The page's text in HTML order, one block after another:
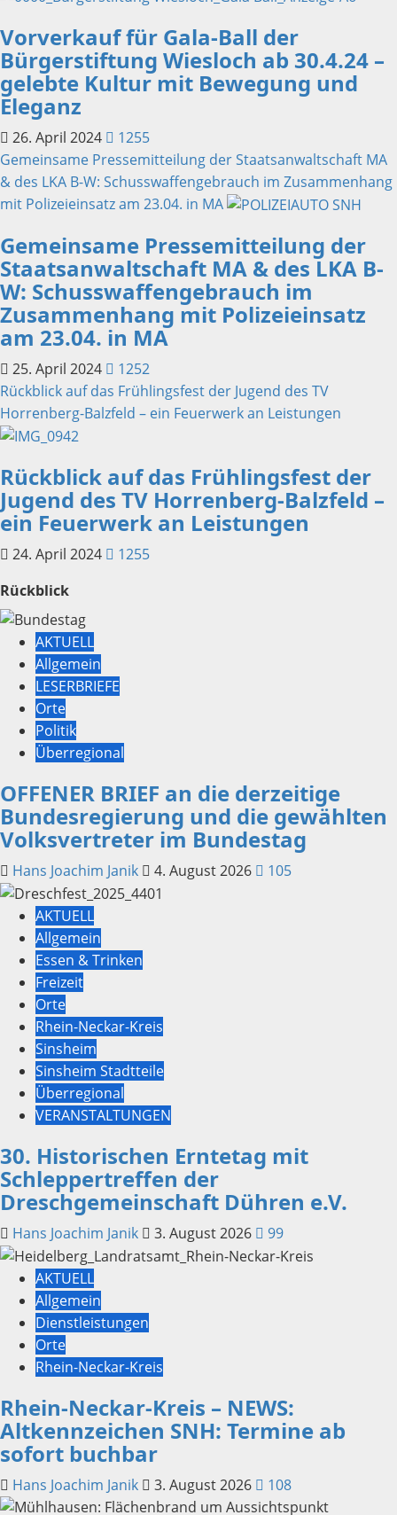
Vorverkauf für Gala-Ball der
Bürgerstiftung Wiesloch ab 30.4.24 –
gelebte Kultur mit Bewegung und
Eleganz
26. April 2024
1255
Gemeinsame Pressemitteilung der Staatsanwaltschaft MA
& des LKA B-W: Schusswaffengebrauch im Zusammenhang
mit Polizeieinsatz am 23.04. in MA
Gemeinsame Pressemitteilung der
Staatsanwaltschaft MA & des LKA B-
W: Schusswaffengebrauch im
Zusammenhang mit Polizeieinsatz
am 23.04. in MA
25. April 2024
1252
Rückblick auf das Frühlingsfest der Jugend des TV
Horrenberg-Balzfeld – ein Feuerwerk an Leistungen
Rückblick auf das Frühlingsfest der
Jugend des TV Horrenberg-Balzfeld –
ein Feuerwerk an Leistungen
24. April 2024
1255
Rückblick
AKTUELL
Allgemein
LESERBRIEFE
Orte
Politik
Überregional
OFFENER BRIEF an die derzeitige
Bundesregierung und die gewählten
Volksvertreter im Bundestag
Hans Joachim Janik 4. August 2026 105
AKTUELL
Allgemein
Essen & Trinken
Freizeit
Orte
Rhein-Neckar-Kreis
Sinsheim
Sinsheim Stadtteile
Überregional
VERANSTALTUNGEN
30. Historischen Erntetag mit
Schleppertreffen der
Dreschgemeinschaft Dühren e.V.
Hans Joachim Janik 3. August 2026 99
AKTUELL
Allgemein
Dienstleistungen
Orte
Rhein-Neckar-Kreis
Rhein-Neckar-Kreis – NEWS:
Altkennzeichen SNH: Termine ab
sofort buchbar
Hans Joachim Janik 3. August 2026 108